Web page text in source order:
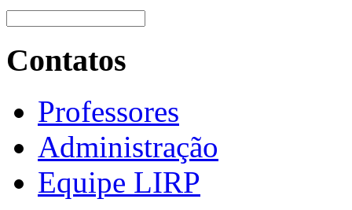
Contatos
Professores
Administração
Equipe LIRP